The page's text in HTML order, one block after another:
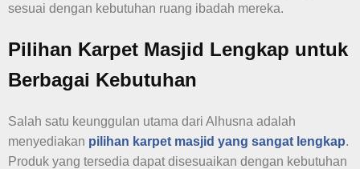
sesuai dengan kebutuhan ruang ibadah mereka.
Pilihan Karpet Masjid Lengkap untuk
Berbagai Kebutuhan
Salah satu keunggulan utama dari Alhusna adalah
menyediakan pilihan karpet masjid yang sangat lengkap.
Produk yang tersedia dapat disesuaikan dengan kebutuhan